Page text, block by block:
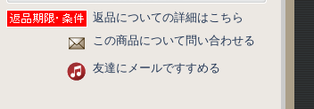
返品についての詳細はこちら
この商品について問い合わせる
友達にメールですすめる